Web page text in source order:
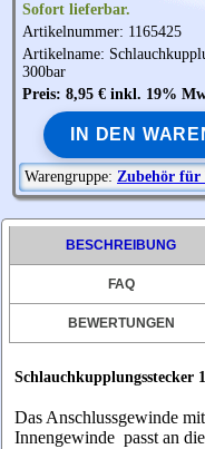
Sofort lieferbar.
Artikelnummer: 1165425
Artikelname:
300bar
Preis: 8,95 € inkl. 19%
IN DEN
Warengruppe: Zubehör für
BESCHREIBUNG
FAQ
BEWERTUNGEN
Schlauchkupplungsstecker
Das Anschlussgewinde
Innengewinde passt an